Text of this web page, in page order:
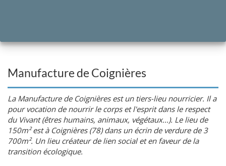
Manufacture de Coignières
La Manufacture de Coignières est un tiers-lieu nourricier. Il a
pour vocation de nourrir le corps et l'esprit dans le respect
du Vivant (êtres humains, animaux, végétaux...). Le lieu de
150m² est à Coignières (78) dans un écrin de verdure de 3
700m². Un lieu créateur de lien social et en faveur de la
transition écologique.